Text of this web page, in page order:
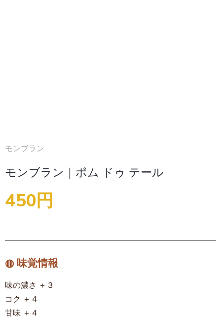
モンブラン
モンブラン｜ポム ドゥ テール
450円
◍ 味覚情報
味の濃さ ＋３
コク ＋４
甘味 ＋４